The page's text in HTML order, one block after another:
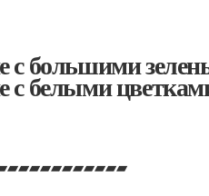
с большими
с белыми